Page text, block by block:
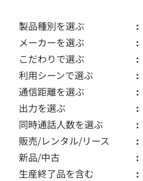
製品種別を選ぶ
メーカーを選ぶ
こだわりで選ぶ
利用シーンで選ぶ
通信距離を選ぶ
出力を選ぶ
同時通話人数を選ぶ
販売/レンタル/リース
新品/中古
生産終了品を含む